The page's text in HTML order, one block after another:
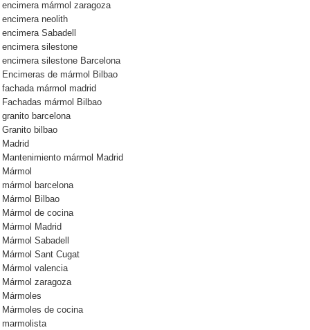
encimera mármol zaragoza
encimera neolith
encimera Sabadell
encimera silestone
encimera silestone Barcelona
Encimeras de mármol Bilbao
fachada mármol madrid
Fachadas mármol Bilbao
granito barcelona
Granito bilbao
Madrid
Mantenimiento mármol Madrid
Mármol
mármol barcelona
Mármol Bilbao
Mármol de cocina
Mármol Madrid
Mármol Sabadell
Mármol Sant Cugat
Mármol valencia
Mármol zaragoza
Mármoles
Mármoles de cocina
marmolista